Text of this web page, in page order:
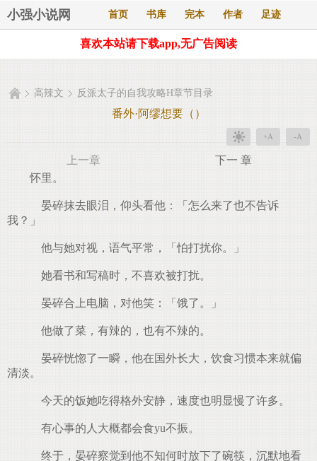
小强小说网 首页 书库 完本 作者 足迹
喜欢本站请下载app,无广告阅读
高辣文 反派太子的自我攻略H章节目录
番外·阿缪想要（）
+A -A
上一章
下一 章
怀里。
晏碎抹去眼泪，仰头看他：「怎么来了也不告诉
我？」
他与她对视，语气平常，「怕打扰你。」
她看书和写稿时，不喜欢被打扰。
晏碎合上电脑，对他笑：「饿了。」
他做了菜，有辣的，也有不辣的。
晏碎恍惚了一瞬，他在国外长大，饮食习惯本来就偏
清淡。
今天的饭她吃得格外安静，速度也明显慢了许多。
有心事的人大概都会食yu不振。
终于，晏碎察觉到他不知何时放下了碗筷，沉默地看